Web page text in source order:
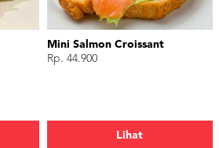
Mini Salmon Croissant
Rp. 44.900
Lihat